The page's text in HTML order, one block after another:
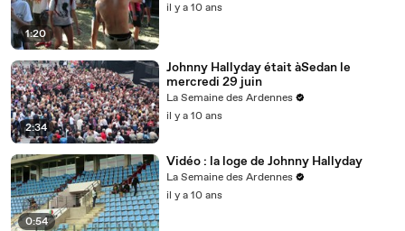
1:20
il y a 10 ans
2:34
Johnny Hallyday était àSedan le
mercredi 29 juin
La Semaine des Ardennes
il y a 10 ans
0:54
Vidéo : la loge de Johnny Hallyday
La Semaine des Ardennes
il y a 10 ans